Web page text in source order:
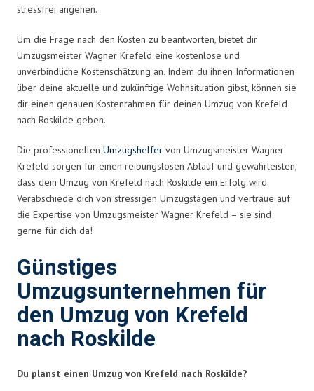
stressfrei angehen.
Um die Frage nach den Kosten zu beantworten, bietet dir
Umzugsmeister Wagner Krefeld eine kostenlose und
unverbindliche Kostenschätzung an. Indem du ihnen Informationen
über deine aktuelle und zukünftige Wohnsituation gibst, können sie
dir einen genauen Kostenrahmen für deinen Umzug von Krefeld
nach Roskilde geben.
Die professionellen Umzugshelfer von Umzugsmeister Wagner
Krefeld sorgen für einen reibungslosen Ablauf und gewährleisten,
dass dein Umzug von Krefeld nach Roskilde ein Erfolg wird.
Verabschiede dich von stressigen Umzugstagen und vertraue auf
die Expertise von Umzugsmeister Wagner Krefeld – sie sind
gerne für dich da!
Günstiges
Umzugsunternehmen für
den Umzug von Krefeld
nach Roskilde
Du planst einen Umzug von Krefeld nach Roskilde?